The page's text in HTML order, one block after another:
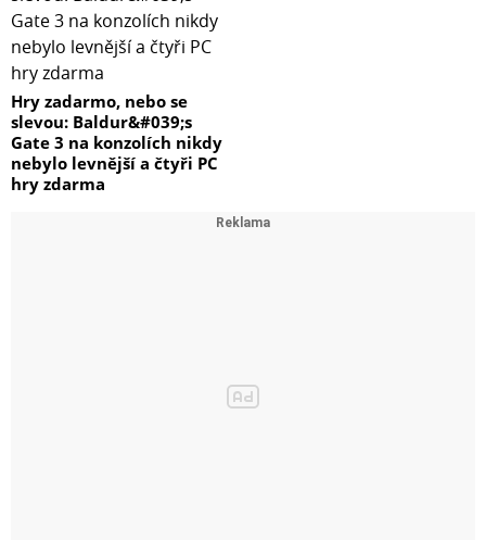
Hry zadarmo, nebo se
slevou: Baldur&#039;s
Gate 3 na konzolích nikdy
nebylo levnější a čtyři PC
hry zdarma